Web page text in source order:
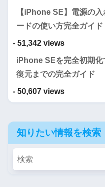
【iPhone SE】電源の
ードの使い方完全ガイド
- 51,342 views
iPhone SEを完全初期化
復元までの完全ガイド
- 50,607 views
知りたい情報を検索